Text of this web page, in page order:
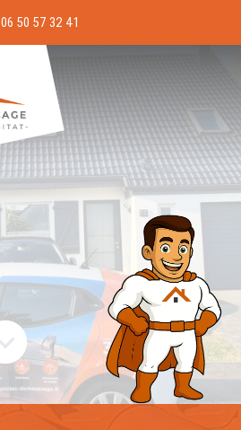
06 50 57 32 41